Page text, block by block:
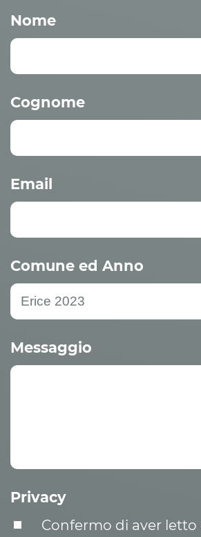
Nome
Cognome
Email
Comune ed Anno
Messaggio
Privacy
Confermo di aver letto